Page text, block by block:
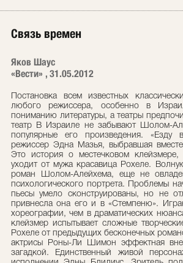
Связь времен
Яков Шаус
«Вести» , 31.05.2012
Постановка всем известных
любого режиссера, особенно в
пониманию литературы, а театры
театр В Израиле не забывают Шолом-
популярные его произведения. «Езду
режиссер Эдна Мазья, выбравшая
Это история о местечковом
уходит от мужа красавица Рохеле.
роман Шолом-Алейхема, еще не
психологического портрета. Проблемы
пьесы умело сконструированы, но не
привнесла она его и в «Стемпеню».
хореографии, чем в драматических
клейзмер испытывает сложные
Рохеле от предыдущих бесконечных
актрисы Роны-Ли Шимон эффектная
загадкой. Единственный живой